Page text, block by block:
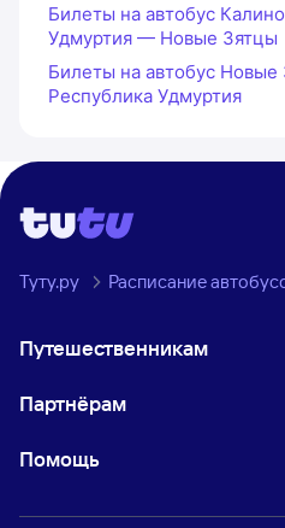
Билеты на автобус
Удмуртия — Новые Зятцы
Билеты на автобус
Республика Удмуртия
Туту.ру Расписание
Путешественникам
Партнёрам
Помощь